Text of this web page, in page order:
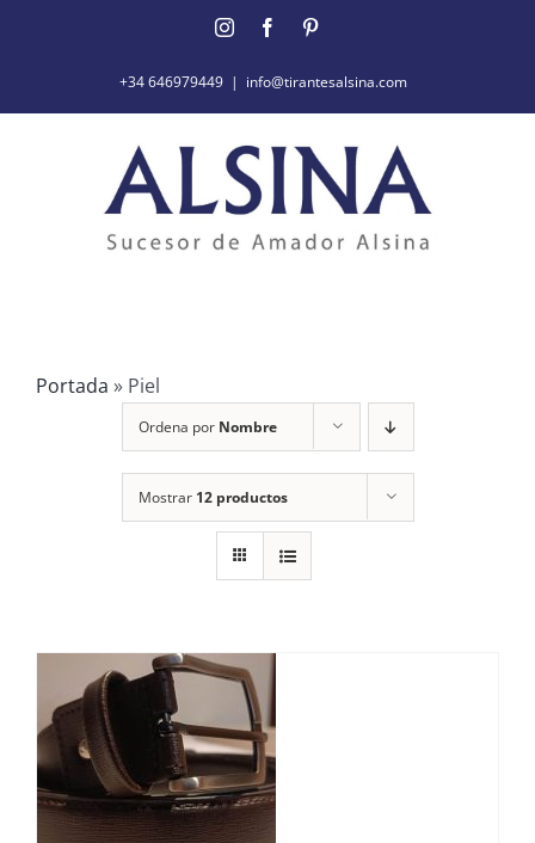
InstagramFacebook
+34 646979449 | info@tirantesalsina.com
Portada » Piel
Ordena por Nombre
Mostrar 12 productos